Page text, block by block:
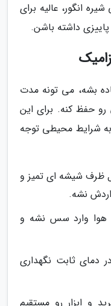
انگور، عالیه برای
داشته باشن.
بشه، می تونه مدت
حفظ کنه. برای این
شرایط محیطی توجه
ظرف شیشه ای تمیز و
نشه.
هوا وارد سس نشه و
دمای ثابت نگهداری
و ابزار رو مستقیم